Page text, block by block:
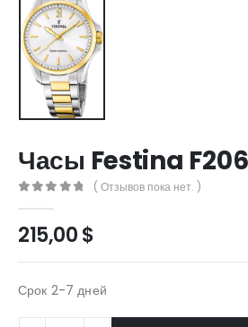
Часы Festina
( Отзывов пока нет. )
215,00$
Срок 2-7 дней